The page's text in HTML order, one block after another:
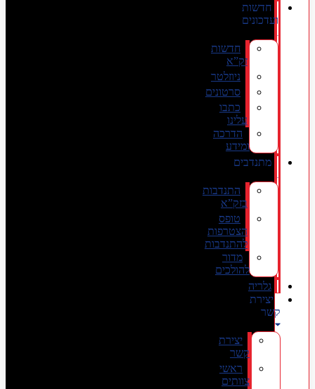
חדשות
ועדכונים
חדשות
זק”א
ניוזלטר
סרטונים
כתבו
עלינו
הדרכה
ומידע
מתנדבים
התנדבות
בזק”א
טופס
הצטרפות
להתנדבות
מדור
להולכים
גלריה
יצירת
קשר
יצירת
קשר
ראשי
צוותים